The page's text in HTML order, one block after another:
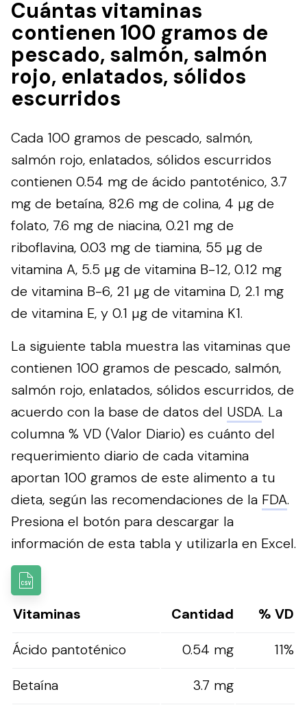
Cuántas vitaminas
contienen 100 gramos de
pescado, salmón, salmón
rojo, enlatados, sólidos
escurridos
Cada 100 gramos de pescado, salmón,
salmón rojo, enlatados, sólidos escurridos
contienen 0.54 mg de ácido pantoténico, 3.7
mg de betaína, 82.6 mg de colina, 4 µg de
folato, 7.6 mg de niacina, 0.21 mg de
riboflavina, 0.03 mg de tiamina, 55 µg de
vitamina A, 5.5 µg de vitamina B-12, 0.12 mg
de vitamina B-6, 21 µg de vitamina D, 2.1 mg
de vitamina E, y 0.1 µg de vitamina K1.
La siguiente tabla muestra las vitaminas que
contienen 100 gramos de pescado, salmón,
salmón rojo, enlatados, sólidos escurridos, de
acuerdo con la base de datos del USDA. La
columna % VD (Valor Diario) es cuánto del
requerimiento diario de cada vitamina
aportan 100 gramos de este alimento a tu
dieta, según las recomendaciones de la FDA.
Presiona el botón para descargar la
información de esta tabla y utilizarla en Excel.
Vitaminas Cantidad
% VD
Ácido pantoténico
0.54 mg
11%
Betaína
3.7 mg